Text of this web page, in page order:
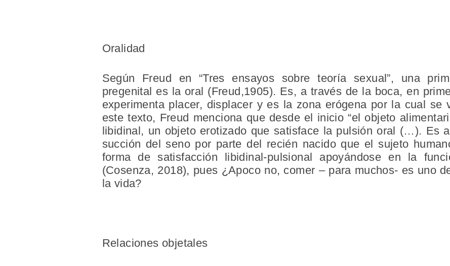
Oralidad
Según Freud en “Tres ensayos sobre teoría sexual”, una
pregenital es la oral (Freud,1905). Es, a través de la boca, en
experimenta placer, displacer y es la zona erógena por la cual se
este texto, Freud menciona que desde el inicio “el objeto
libidinal, un objeto erotizado que satisface la pulsión oral (…). Es
succión del seno por parte del recién nacido que el sujeto
forma de satisfacción libidinal-pulsional apoyándose en la
(Cosenza, 2018), pues ¿Apoco no, comer – para muchos- es uno
la vida?
Relaciones objetales